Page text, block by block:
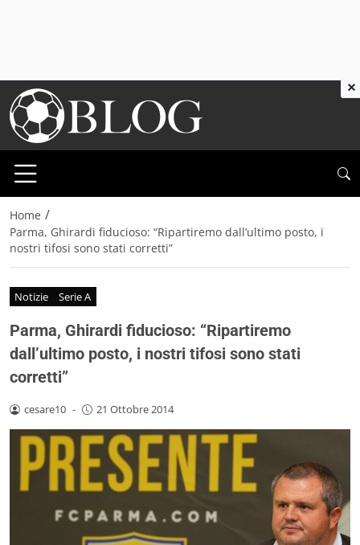
Home /
Parma, Ghirardi fiducioso: “Ripartiremo dall’ultimo posto, i
nostri tifosi sono stati corretti”
Notizie Serie A
Parma, Ghirardi fiducioso: “Ripartiremo
dall’ultimo posto, i nostri tifosi sono stati
corretti”
cesare10 - 21 Ottobre 2014
×